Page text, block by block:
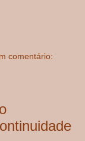
comentário: